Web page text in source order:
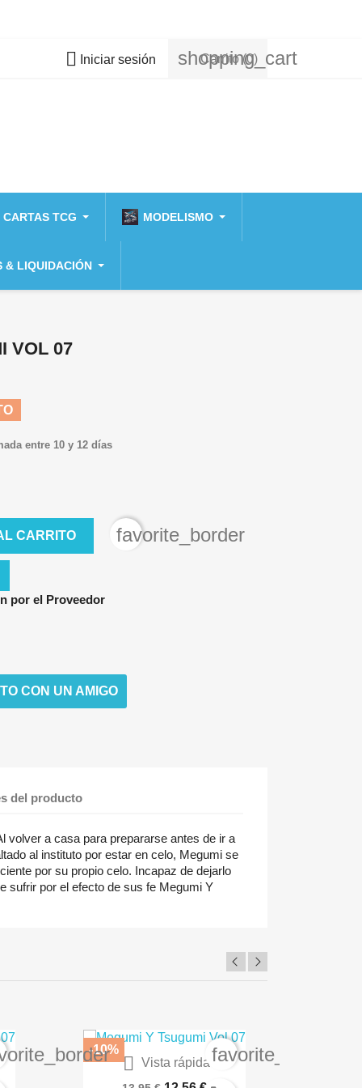
 Iniciar sesión shopping_cart
Carrito (0)
TCG MODELISMO
& LIQUIDACIÓN
VOL 07
entre 10 y 12 días
CARRITO favorite_border
por el Proveedor
CON UN AMIGO
del producto
volver a casa para prepararse antes de ir a
al instituto por estar en celo, Megumi se
por su propio celo. Incapaz de dejarlo
sufrir por el efecto de sus fe Megumi Y
 Vista rápida
Angel Sanctuary 03 De 10
-10% favorite_border